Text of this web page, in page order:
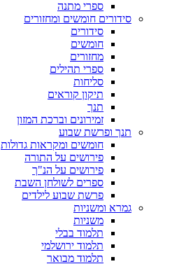
ספרי מתנה
סידורים חומשים ומחזורים
סידורים
חומשים
מחזורים
ספרי תהילים
סליחות
תיקון קוראים
תנך
זמירונים וברכת המזון
תנך ופרשת שבוע
חומשים ומקראות גדולות
פירושים על התורה
פירושים על הנ"ך
ספרים לשולחן השבת
פרשת שבוע לילדים
גמרא ומשניות
משניות
תלמוד בבלי
תלמוד ירושלמי
תלמוד מבואר